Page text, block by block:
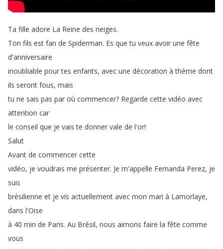
Ta fille adore La Reine des neiges.
Ton fils est fan de Spiderman. Es que tu veux avoir une fête
d'anniversaire
inoubliable pour tes enfants, avec une décoration à thème dont
ils seront fous, mais
tu ne sais pas par où commencer? Regarde cette vidéo avec
attention car
le conseil que je vais te donner vale de l'or!
Salut
Avant de commencer cette
vidéo, je voudrais me présenter. Je m'appelle Fernanda Perez, je
suis
brésilienne et je vis actuellement avec mon mari à Lamorlaye,
dans l'Oise
à 40 min de Paris. Au Brésil, nous aimons faire la fête comme
vous